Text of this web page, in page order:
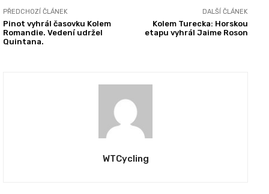
PŘEDCHOZÍ ČLÁNEK
Pinot vyhrál časovku Kolem
Romandie. Vedení udržel
Quintana.
DALŠÍ ČLÁNEK
Kolem Turecka: Horskou
etapu vyhrál Jaime Roson
WTCycling